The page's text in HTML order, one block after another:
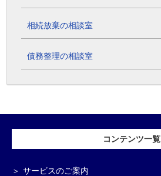
相続放棄の相談室
債務整理の相談室
コンテンツ一覧
サービスのご案内